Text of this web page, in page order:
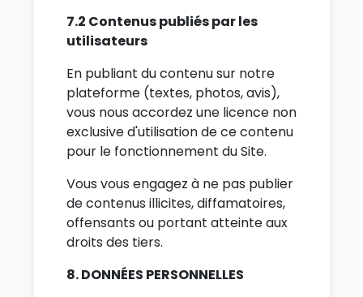
7.2 Contenus publiés par les
utilisateurs
En publiant du contenu sur notre
plateforme (textes, photos, avis),
vous nous accordez une licence non
exclusive d'utilisation de ce contenu
pour le fonctionnement du Site.
Vous vous engagez à ne pas publier
de contenus illicites, diffamatoires,
offensants ou portant atteinte aux
droits des tiers.
8. DONNÉES PERSONNELLES